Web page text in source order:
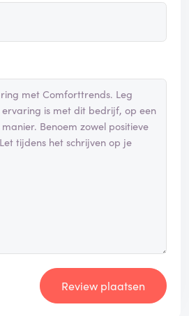
Review plaatsen